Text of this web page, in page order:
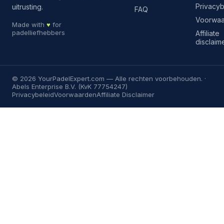
uitrusting.
Made with ♥ for
padelliefhebbers
FAQ
Affiliate
© 2026 YourPadelExpert.com — Alle rechten voorbehouden. ·
Abels Enterprise B.V. (KvK 77754247)
PrivacybeleidVoorwaardenAffiliate Disclaimer